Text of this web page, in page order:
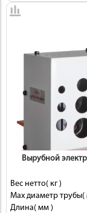
Вырубной
Вес нетто( кг )
Max диаметр трубы(
Длина( мм )